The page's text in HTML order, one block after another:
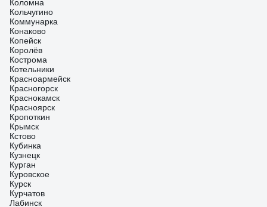
Коломна
Кольчугино
Коммунарка
Конаково
Копейск
Королёв
Кострома
Котельники
Красноармейск
Красногорск
Краснокамск
Красноярск
Кропоткин
Крымск
Кстово
Кубинка
Кузнецк
Курган
Куровское
Курск
Курчатов
Лабинск